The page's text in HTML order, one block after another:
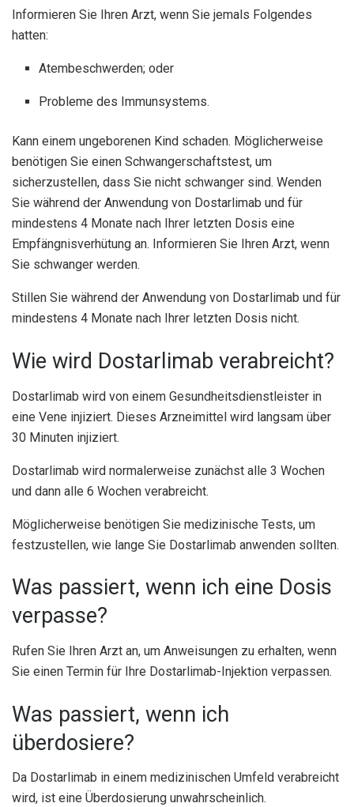
Informieren Sie Ihren Arzt, wenn Sie jemals Folgendes
hatten:
Atembeschwerden; oder
Probleme des Immunsystems.
Kann einem ungeborenen Kind schaden. Möglicherweise
benötigen Sie einen Schwangerschaftstest, um
sicherzustellen, dass Sie nicht schwanger sind. Wenden
Sie während der Anwendung von Dostarlimab und für
mindestens 4 Monate nach Ihrer letzten Dosis eine
Empfängnisverhütung an. Informieren Sie Ihren Arzt, wenn
Sie schwanger werden.
Stillen Sie während der Anwendung von Dostarlimab und für
mindestens 4 Monate nach Ihrer letzten Dosis nicht.
Wie wird Dostarlimab verabreicht?
Dostarlimab wird von einem Gesundheitsdienstleister in
eine Vene injiziert. Dieses Arzneimittel wird langsam über
30 Minuten injiziert.
Dostarlimab wird normalerweise zunächst alle 3 Wochen
und dann alle 6 Wochen verabreicht.
Möglicherweise benötigen Sie medizinische Tests, um
festzustellen, wie lange Sie Dostarlimab anwenden sollten.
Was passiert, wenn ich eine Dosis
verpasse?
Rufen Sie Ihren Arzt an, um Anweisungen zu erhalten, wenn
Sie einen Termin für Ihre Dostarlimab-Injektion verpassen.
Was passiert, wenn ich
überdosiere?
Da Dostarlimab in einem medizinischen Umfeld verabreicht
wird, ist eine Überdosierung unwahrscheinlich.